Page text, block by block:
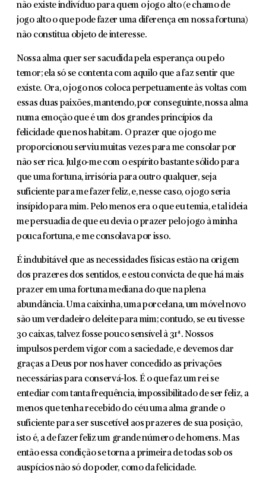
não existe indivíduo para quem o jogo alto (e chamo de
jogo alto o que pode fazer uma diferença em nossa fortuna)
não constitua objeto de interesse.
Nossa alma quer ser sacudida pela esperança ou pelo
temor; ela só se con­tenta com aquilo que a faz sentir que
existe. Ora, o jogo nos coloca perpetua­mente às voltas com
essas duas paixões, mantendo, por conseguinte, nossa alma
numa emoção que é um dos grandes princípios da
felicidade que nos habitam. O prazer que o jogo me
proporcionou serviu muitas vezes para me consolar por
não ser rica. Julgo-me com o espírito bastante sólido para
que uma fortuna, irrisória para outro qualquer, seja
suficiente para me fazer feliz, e, nesse caso, o jogo seria
insípido para mim. Pelo menos era o que eu temia, e tal ideia
me persuadia de que eu devia o prazer pelo jogo à minha
pouca fortuna, e me consolava por isso.
É indubitável que as necessidades físicas estão na origem
dos prazeres dos sentidos, e estou convicta de que há mais
prazer em uma fortuna mediana do que na plena
abundância. Uma caixinha, uma porcelana, um móvel novo
são um verdadeiro deleite para mim; contudo, se eu tivesse
30 caixas, talvez fosse pouco sensível à 31ª. Nossos
impulsos perdem vigor com a saciedade, e devemos dar
graças a Deus por nos haver concedido as privações
necessárias para conservá-los. É o que faz um rei se
entediar com tanta frequência, impos­sibilitado de ser feliz, a
menos que tenha recebido do céu uma alma grande o
suficiente para ser suscetível aos prazeres de sua posição,
isto é, a de fazer feliz um grande número de homens. Mas
então essa condição se torna a primeira de todas sob os
auspícios não só do poder, como da felicidade.